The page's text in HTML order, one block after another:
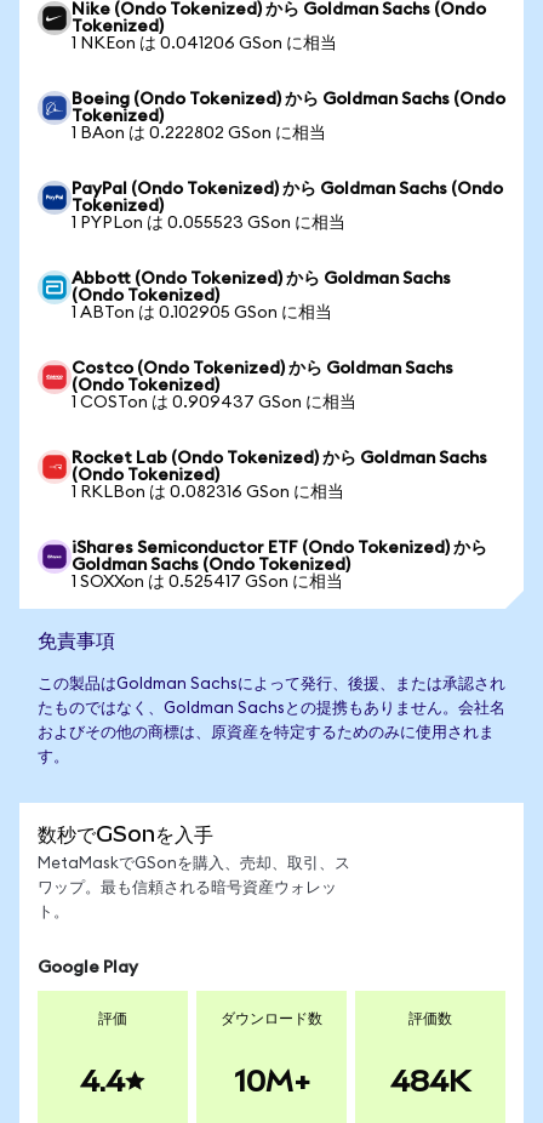
Nike (Ondo Tokenized) から Goldman Sachs (Ondo
Tokenized)
1 NKEon は 0.041206 GSon に相当
Boeing (Ondo Tokenized) から Goldman Sachs (Ondo
Tokenized)
1 BAon は 0.222802 GSon に相当
PayPal (Ondo Tokenized) から Goldman Sachs (Ondo
Tokenized)
1 PYPLon は 0.055523 GSon に相当
Abbott (Ondo Tokenized) から Goldman Sachs
(Ondo Tokenized)
1 ABTon は 0.102905 GSon に相当
Costco (Ondo Tokenized) から Goldman Sachs
(Ondo Tokenized)
1 COSTon は 0.909437 GSon に相当
Rocket Lab (Ondo Tokenized) から Goldman Sachs
(Ondo Tokenized)
1 RKLBon は 0.082316 GSon に相当
iShares Semiconductor ETF (Ondo Tokenized) から
Goldman Sachs (Ondo Tokenized)
1 SOXXon は 0.525417 GSon に相当
免責事項
この製品はGoldman Sachsによって発行、後援、または承認され
たものではなく、Goldman Sachsとの提携もありません。会社名
およびその他の商標は、原資産を特定するためのみに使用されま
す。
数秒でGSonを入手
MetaMaskでGSonを購入、売却、取引、ス
ワップ。最も信頼される暗号資産ウォレッ
ト。
Google Play
評価
4.4
ダウンロード数
10M+
評価数
484K